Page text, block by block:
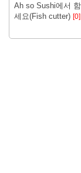
Ah so Sushi에서
세요(Fish cutter) [0]